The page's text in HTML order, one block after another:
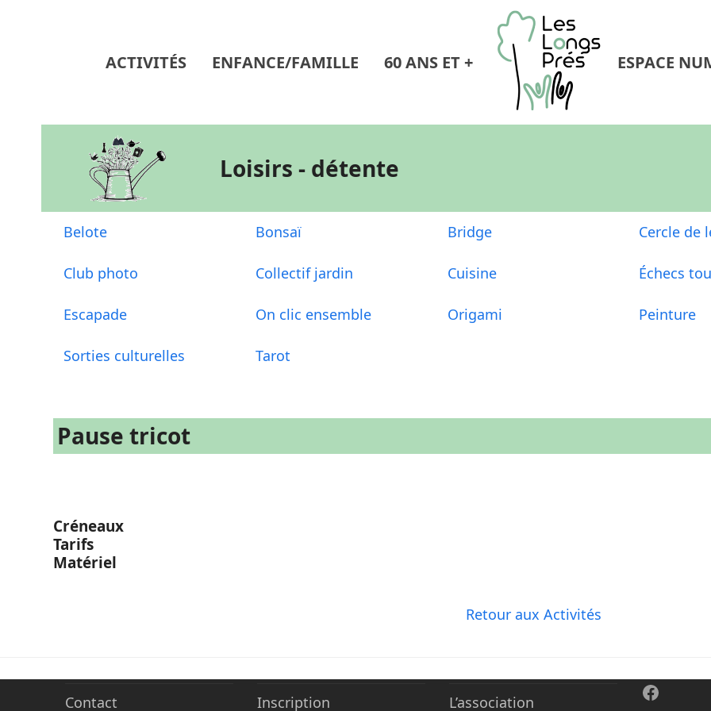
ACTIVITÉS ENFANCE/FAMILLE 60 ANS ET + ESPACE
Loisirs - détente
Belote Bonsaï Bridge Cercle de
Club photo Collectif jardin Cuisine Échecs
Escapade On clic ensemble Origami Peinture
Sorties culturelles Tarot
Pause tricot
Créneaux
Tarifs
Matériel
Retour aux Activités
Contact
Inscription L’association